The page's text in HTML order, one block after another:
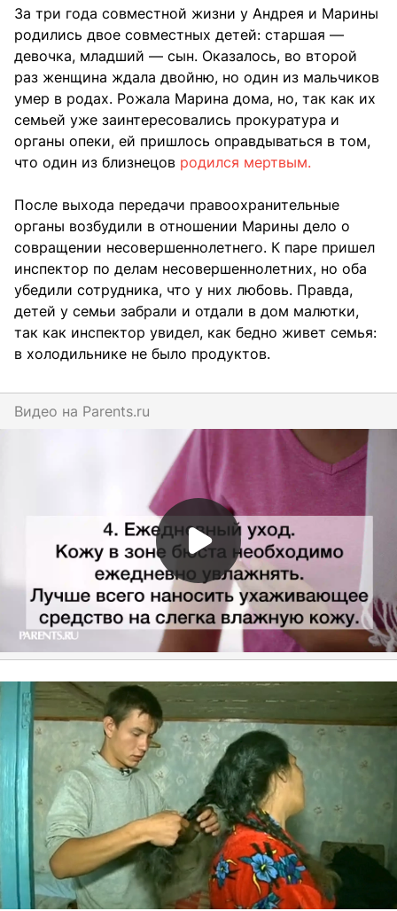
За три года совместной жизни у Андрея и Марины
родились двое совместных детей: старшая —
девочка, младший — сын. Оказалось, во второй
раз женщина ждала двойню, но один из мальчиков
умер в родах. Рожала Марина дома, но, так как их
семьей уже заинтересовались прокуратура и
органы опеки, ей пришлось оправдываться в том,
что один из близнецов родился мертвым.
После выхода передачи правоохранительные
органы возбудили в отношении Марины дело о
совращении несовершеннолетнего. К паре пришел
инспектор по делам несовершеннолетних, но оба
убедили сотрудника, что у них любовь. Правда,
детей у семьи забрали и отдали в дом малютки,
так как инспектор увидел, как бедно живет семья:
в холодильнике не было продуктов.
Видео на parents.ru